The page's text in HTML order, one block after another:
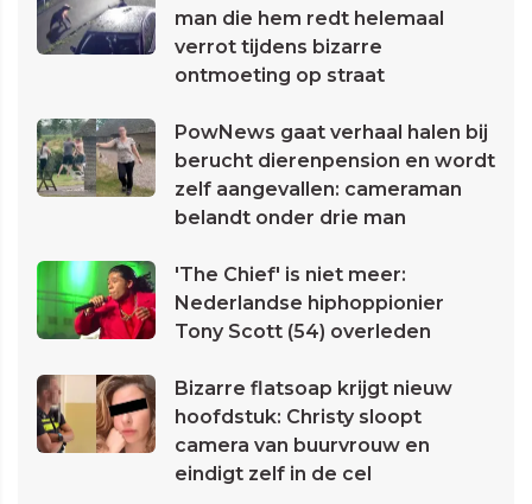
man die hem redt helemaal
verrot tijdens bizarre
ontmoeting op straat
PowNews gaat verhaal halen bij
berucht dierenpension en wordt
zelf aangevallen: cameraman
belandt onder drie man
'The Chief' is niet meer:
Nederlandse hiphoppionier
Tony Scott (54) overleden
Bizarre flatsoap krijgt nieuw
hoofdstuk: Christy sloopt
camera van buurvrouw en
eindigt zelf in de cel